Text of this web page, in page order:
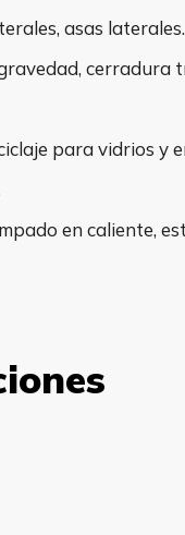
asas laterales.
cerradura
para vidrios y
en caliente,